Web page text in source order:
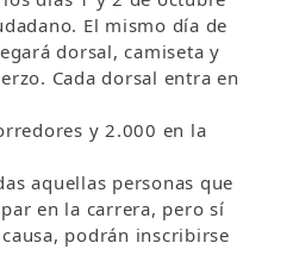
El mismo día de
dorsal, camiseta y
Cada dorsal entra en
y 2.000 en la
aquellas personas que
en la carrera, pero sí
podrán inscribirse